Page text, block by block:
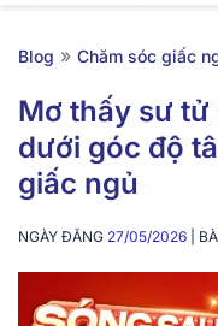
Blog » Chăm sóc giấc
Mơ thấy sư tử
dưới góc độ
giấc ngủ
NGÀY ĐĂNG 27/05/2026 |